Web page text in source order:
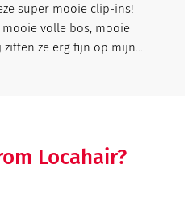
super mooie clip-ins!
volle bos, mooie
zitten ze erg fijn op mijn...
Locahair?